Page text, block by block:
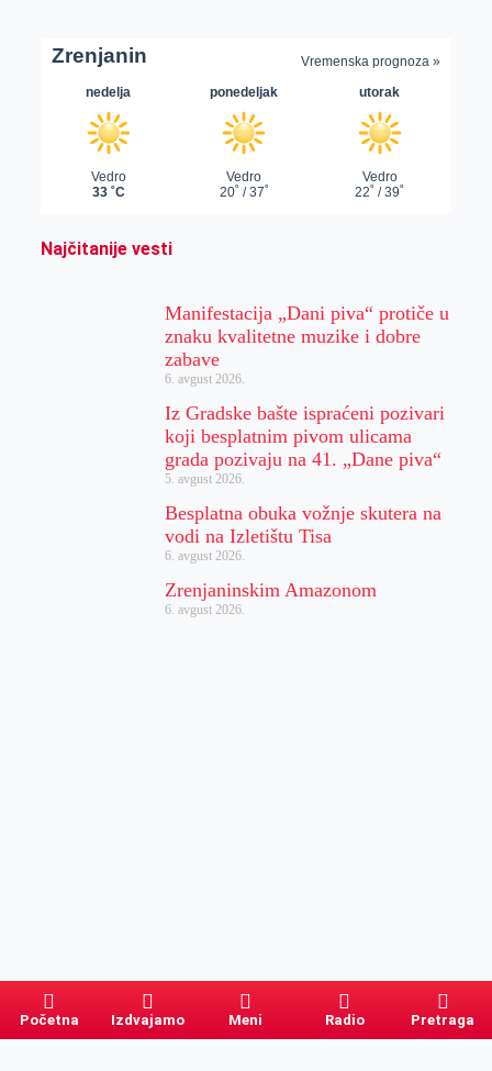
Najčitanije vesti
Manifestacija „Dani piva“ protiče u
znaku kvalitetne muzike i dobre
zabave
6. avgust 2026.
Iz Gradske bašte ispraćeni pozivari
koji besplatnim pivom ulicama
grada pozivaju na 41. „Dane piva“
5. avgust 2026.
Besplatna obuka vožnje skutera na
vodi na Izletištu Tisa
6. avgust 2026.
Zrenjaninskim Amazonom
6. avgust 2026.
Početna Izdvajamo Meni Radio Pretraga